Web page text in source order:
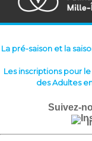
La pré-saison et la
Les inscriptions pour
des Adultes
Suivez-